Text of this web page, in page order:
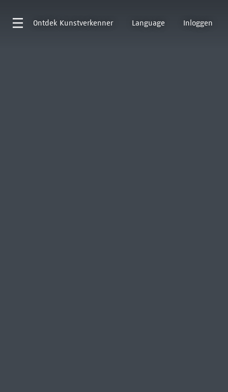
Ontdek Kunstverkenner Language Inloggen